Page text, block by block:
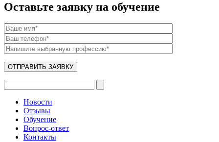
Оставьте заявку на обучение
Новости
Отзывы
Обучение
Вопрос-ответ
Контакты